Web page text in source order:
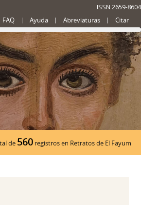
ISSN 2659-8604
FAQ Ayuda Abreviaturas Citar
de 560registros en Retratos de El Fayum